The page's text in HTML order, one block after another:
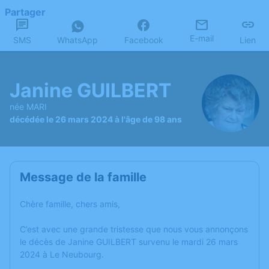
Partager
SMS WhatsApp Facebook E-mail Lien
Janine GUILBERT
née MARI
décédée le 26 mars 2024 à l'âge de 98 ans
Message de la famille
Chère famille, chers amis,
C’est avec une grande tristesse que nous vous annonçons
le décès de Janine GUILBERT survenu le mardi 26 mars
2024 à Le Neubourg.